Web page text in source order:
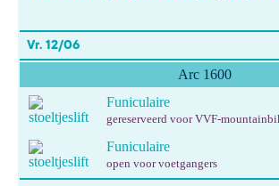
Vr. 12/06
Arc 1600
Funiculaire
gereserveerd voor VVF-
Funiculaire
open voor voetgangers